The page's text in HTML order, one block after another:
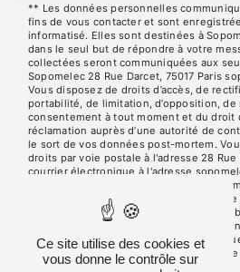
** Les données personnelles
fins de vous contacter et sont
informatisé. Elles sont destinées à
dans le seul but de répondre à votre
collectées seront communiquées aux
Sopomelec 28 Rue Darcet, 75017 Paris
Vous disposez de droits d’accès, de
portabilité, de limitation, d’opposition, de
consentement à tout moment et du droit
réclamation auprès d’une autorité de
le sort de vos données post-mortem.
droits par voie postale à l'adresse 28 Rue
courrier électronique à l'adresse
justificatif d'identité pourra vous être
vos données pendant la période de
durée de prescription légale aux fins
contentieux. Vous avez le droit de vous
d'opposition au démarchage
adresse: Bloctel.gouv.fr. Consultez le
d’informations sur vos droits.
Ce site utilise des cookies et
vous donne le contrôle sur